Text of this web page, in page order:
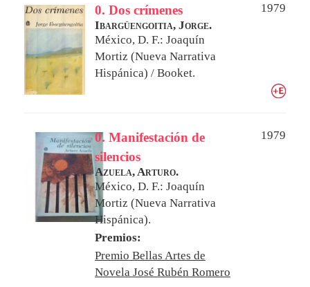
0. Dos crímenes
1979
Ibargüengoitia, Jorge.
México, D. F.: Joaquín
Mortiz (Nueva Narrativa
Hispánica) / Booket.
0. Manifestación de
silencios
1979
Azuela, Arturo.
México, D. F.: Joaquín
Mortiz (Nueva Narrativa
Hispánica).
Premios:
Premio Bellas Artes de
Novela José Rubén Romero